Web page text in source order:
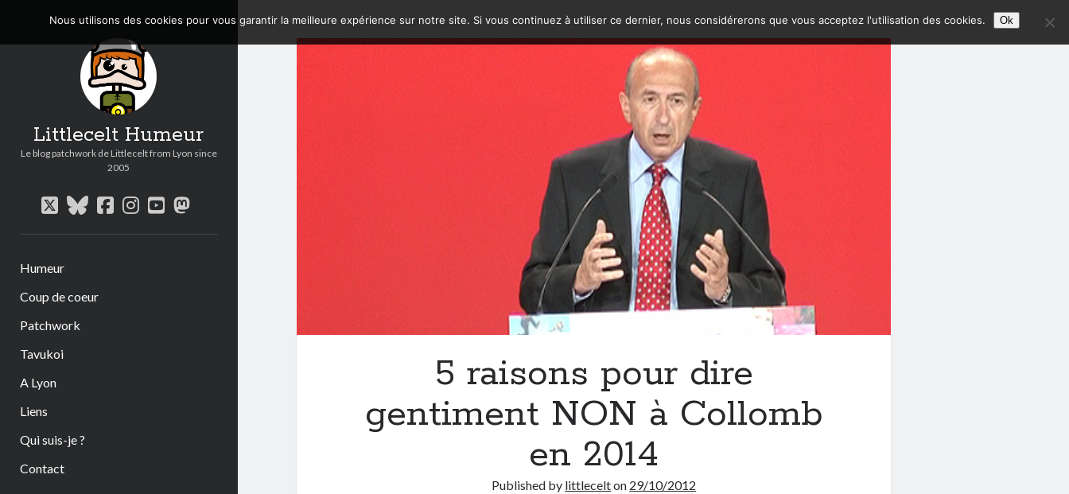
Littlecelt Humeur
Le blog patchwork de Littlecelt from Lyon since
2005
twitterbluesky
facebook
instagram
youtube
mastodon
Humeur
Coup de coeur
Patchwork
Tavukoi
A Lyon
Liens
Qui suis-je ?
Contact
5 raisons pour dire
gentiment NON à Collomb
en 2014
Published by littlecelton 29/10/2012
Nous utilisons des cookies pour vous garantir la meilleure expérience sur notre site. Si vous continuez à utiliser ce dernier, nous considérerons que vous acceptez l'utilisation des cookies. Ok